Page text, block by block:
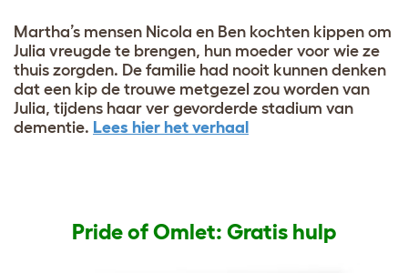
Martha’s mensen Nicola en Ben kochten kippen om
Julia vreugde te brengen, hun moeder voor wie ze
thuis zorgden. De familie had nooit kunnen denken
dat een kip de trouwe metgezel zou worden van
Julia, tijdens haar ver gevorderde stadium van
dementie. Lees hier het verhaal
Pride of Omlet: Gratis hulp